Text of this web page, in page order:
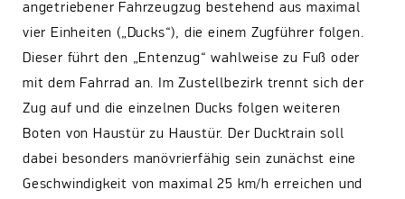
angetriebener Fahrzeugzug bestehend aus maximal
vier Einheiten („Ducks“), die einem Zugführer folgen.
Dieser führt den „Entenzug“ wahlweise zu Fuß oder
mit dem Fahrrad an. Im Zustellbezirk trennt sich der
Zug auf und die einzelnen Ducks folgen weiteren
Boten von Haustür zu Haustür. Der Ducktrain soll
dabei besonders manövrierfähig sein zunächst eine
Geschwindigkeit von maximal 25 km/h erreichen und